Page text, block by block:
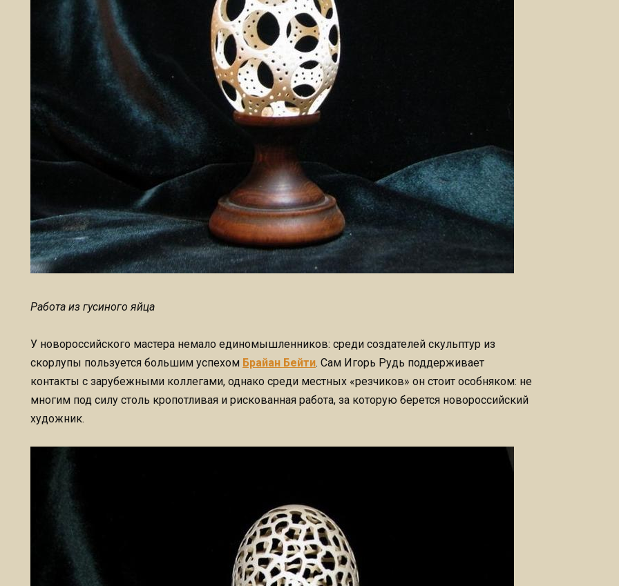
Работа из гусиного яйца
У новороссийского мастера немало единомышленников: среди создателей скульптур из
скорлупы пользуется большим успехом Брайан Бейти. Сам Игорь Рудь поддерживает
контакты с зарубежными коллегами, однако среди местных «резчиков» он стоит особняком: не
многим под силу столь кропотливая и рискованная работа, за которую берется новороссийский
художник.